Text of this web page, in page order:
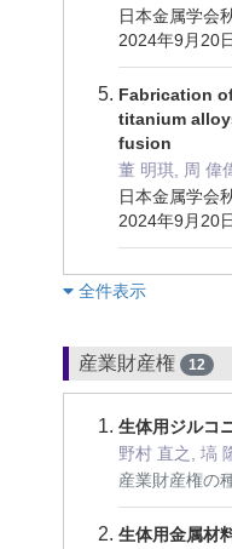
日本金属学会
2024年9月20
Fabrication
titanium
fusion
董 明琪, 周 偉
日本金属学会
2024年9月20
︎全件表示
産業財産権 12
生体用ジルコ
野村 直之, 塙
産業財産権の
生体用金属材